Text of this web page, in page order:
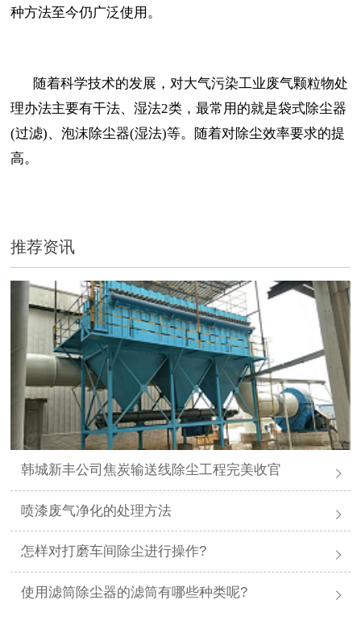
种方法至今仍广泛使用。
随着科学技术的发展，对大气污染工业废气颗粒物处
理办法主要有干法、湿法2类，最常用的就是袋式除尘器
(过滤)、泡沫除尘器(湿法)等。随着对除尘效率要求的提
高。
推荐资讯
韩城新丰公司焦炭输送线除尘工程完美收官
喷漆废气净化的处理方法
怎样对打磨车间除尘进行操作?
使用滤筒除尘器的滤筒有哪些种类呢?